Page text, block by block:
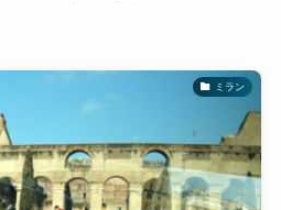
ミラン